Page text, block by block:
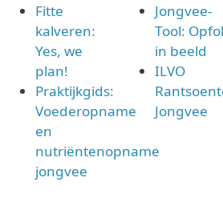
Fitte
kalveren:
Yes, we
plan!
Praktijkgids:
Voederopname
en
nutriëntenopname
jongvee
Jongvee-
Tool:
in beeld
ILVO
Jongvee